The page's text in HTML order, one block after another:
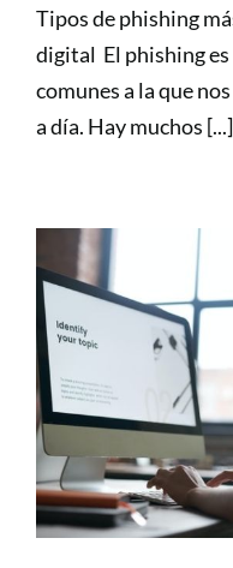
Tipos de phishing
digital El phishing es
comunes a la que
a día. Hay muchos [...]